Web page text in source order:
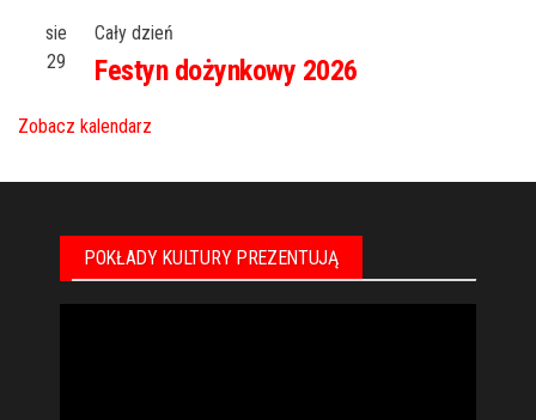
sie
29
Cały dzień
Festyn dożynkowy 2026
Zobacz kalendarz
POKŁADY KULTURY PREZENTUJĄ